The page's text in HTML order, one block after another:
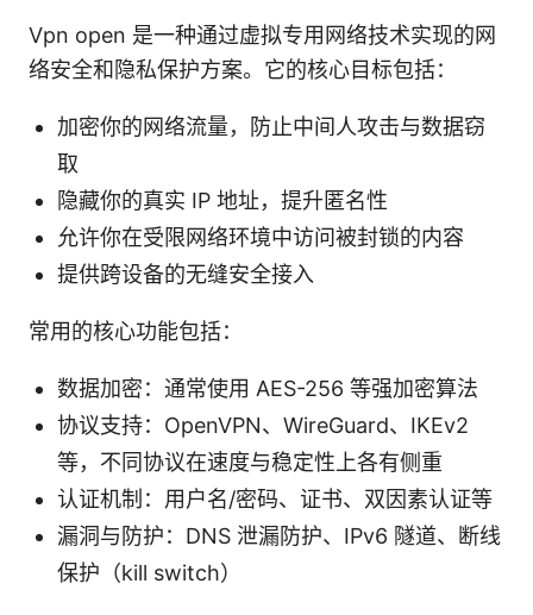
Vpn open 是一种通过虚拟专用网络技术实现的网
络安全和隐私保护方案。它的核心目标包括：
加密你的网络流量，防止中间人攻击与数据窃
取
隐藏你的真实 IP 地址，提升匿名性
允许你在受限网络环境中访问被封锁的内容
提供跨设备的无缝安全接入
常用的核心功能包括：
数据加密：通常使用 AES-256 等强加密算法
协议支持：OpenVPN、WireGuard、IKEv2
等，不同协议在速度与稳定性上各有侧重
认证机制：用户名/密码、证书、双因素认证等
漏洞与防护：DNS 泄漏防护、IPv6 隧道、断线
保护（kill switch）